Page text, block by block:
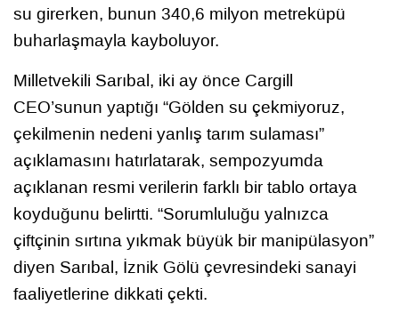
su girerken, bunun 340,6 milyon metreküpü
buharlaşmayla kayboluyor.
Milletvekili Sarıbal, iki ay önce Cargill
CEO’sunun yaptığı “Gölden su çekmiyoruz,
çekilmenin nedeni yanlış tarım sulaması”
açıklamasını hatırlatarak, sempozyumda
açıklanan resmi verilerin farklı bir tablo ortaya
koyduğunu belirtti. “Sorumluluğu yalnızca
çiftçinin sırtına yıkmak büyük bir manipülasyon”
diyen Sarıbal, İznik Gölü çevresindeki sanayi
faaliyetlerine dikkati çekti.